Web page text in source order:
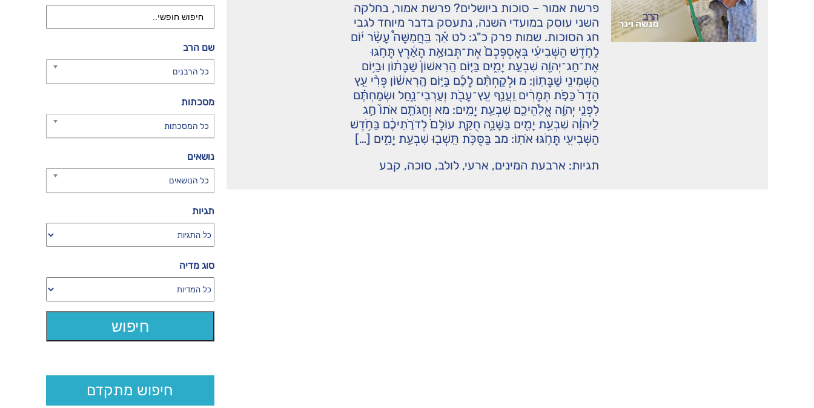
פרשת אמור – סוכות ביושלים? פרשת אמור, בחלקה
השני עוסק במועדי השנה, נתעסק בדבר מיוחד לגבי
חג הסוכות. שמות פרק כ"ג: לט אַ֡ךְ בַּֽחֲמִשָּׁה֩ עָשָׂ֨ר י֜וֹם
לַחֹ֣דֶשׁ הַשְּׁבִיעִ֗י בְּאָסְפְּכֶם֙ אֶת־תְּבוּאַ֣ת הָאָ֔רֶץ תָּחֹ֥גּוּ
אֶת־חַג־יְהֹוָ֖ה שִׁבְעַ֣ת יָמִ֑ים בַּיּ֤וֹם הָֽרִאשׁוֹן֙ שַׁבָּת֔וֹן וּבַיּ֥וֹם
הַשְּׁמִינִ֖י שַׁבָּתֽוֹן: מ וּלְקַחְתֶּ֨ם לָכֶ֜ם בַּיּ֣וֹם הָֽרִאשׁ֗וֹן פְּרִ֨י עֵ֤ץ
הָדָר֙ כַּפֹּ֣ת תְּמָרִ֔ים וַֽעֲנַ֥ף עֵֽץ־עָבֹ֖ת וְעַרְבֵי־נָ֑חַל וּשְׂמַחְתֶּ֗ם
לִפְנֵ֛י יְהֹוָ֥ה אֱלֹֽהֵיכֶ֖ם שִׁבְעַ֥ת יָמִֽים: מא וְחַגֹּתֶ֤ם אֹתוֹ֙ חַ֣ג
לַֽיהֹוָ֔ה שִׁבְעַ֥ת יָמִ֖ים בַּשָּׁנָ֑ה חֻקַּ֤ת עוֹלָם֙ לְדֹרֹ֣תֵיכֶ֔ם בַּחֹ֥דֶשׁ
הַשְּׁבִיעִ֖י תָּחֹ֥גּוּ אֹתֽוֹ: מב בַּסֻּכֹּ֥ת תֵּֽשְׁב֖וּ שִׁבְעַ֣ת יָמִ֑ים […]
תגיות: ארבעת המינים, ארעי,לולב, סוכה, קבע
שם הרב
כל הרבנים
מסכתות
כל המסכתות
נושאים
כל הנושאים
תגיות
סוג מדיה
חיפוש מתקדם